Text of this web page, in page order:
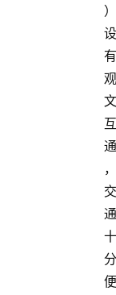
）
设
有
观
文
互
通
，
交
通
十
分
便